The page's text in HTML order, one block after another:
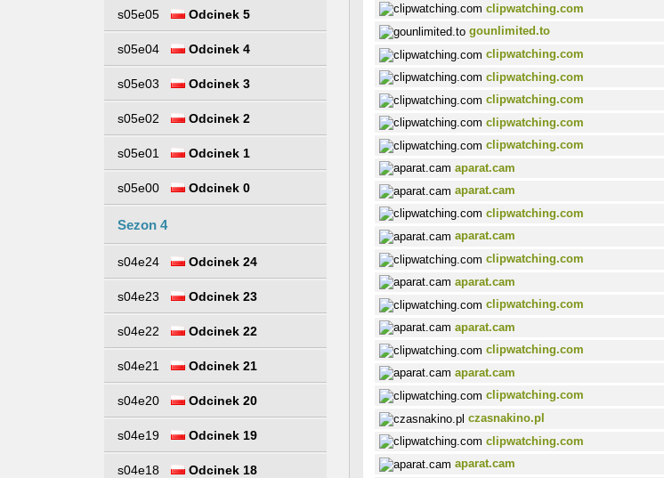
s05e05 Odcinek 5
s05e04 Odcinek 4
s05e03 Odcinek 3
s05e02 Odcinek 2
s05e01 Odcinek 1
s05e00 Odcinek 0
Sezon 4
s04e24 Odcinek 24
s04e23 Odcinek 23
s04e22 Odcinek 22
s04e21 Odcinek 21
s04e20 Odcinek 20
s04e19 Odcinek 19
s04e18 Odcinek 18
clipwatching.com
gounlimited.to
clipwatching.com
clipwatching.com
clipwatching.com
clipwatching.com
clipwatching.com
aparat.cam
aparat.cam
clipwatching.com
aparat.cam
clipwatching.com
aparat.cam
clipwatching.com
aparat.cam
clipwatching.com
aparat.cam
clipwatching.com
czasnakino.pl
clipwatching.com
aparat.cam